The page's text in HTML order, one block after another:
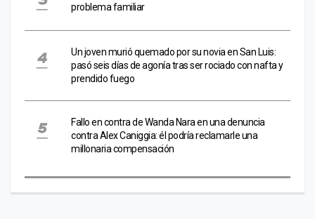
problema familiar
Un joven murió quemado por su novia en San Luis:
pasó seis días de agonía tras ser rociado con nafta y
prendido fuego
Fallo en contra de Wanda Nara en una denuncia
contra Alex Caniggia: él podría reclamarle una
millonaria compensación